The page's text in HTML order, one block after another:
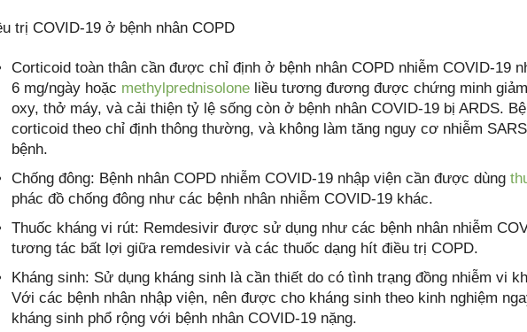
trị COVID-19 ở bệnh nhân COPD
Corticoid toàn thân cần được chỉ định ở bệnh nhân COPD nhiễm COVID-19
6 mg/ngày hoặc methylprednisolone liều tương đương được chứng minh
oxy, thở máy, và cải thiện tỷ lệ sống còn ở bệnh nhân COVID-19 bị ARDS.
corticoid theo chỉ định thông thường, và không làm tăng nguy cơ nhiễm
bệnh.
Chống đông: Bệnh nhân COPD nhiễm COVID-19 nhập viện cần được dùng
phác đồ chống đông như các bệnh nhân nhiễm COVID-19 khác.
Thuốc kháng vi rút: Remdesivir được sử dụng như các bệnh nhân nhiễm
tương tác bất lợi giữa remdesivir và các thuốc dạng hít điều trị COPD.
Kháng sinh: Sử dụng kháng sinh là cần thiết do có tình trạng đồng nhiễm vi
Với các bệnh nhân nhập viện, nên được cho kháng sinh theo kinh nghiệm
kháng sinh phổ rộng với bệnh nhân COVID-19 nặng.